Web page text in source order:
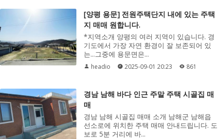
[양평 용문] 전원주택단지 내에 있는 주택
지 매매 원합니다.
*지역소개 양평의 여러 지역이 있습니다. 경
기도에서 가장 자연 환경이 잘 보존되어 있
는...그중에 용문면은...
headio 2025-09-01 20:23 861
경남 남해 바다 인근 주말 주택 시골집 매
매
경남 남해 시골집 매매 소개 남해군 남해읍
선소로에 위치한 주택 매매 안내드립니다. 도
보로 5분 거리에 바...